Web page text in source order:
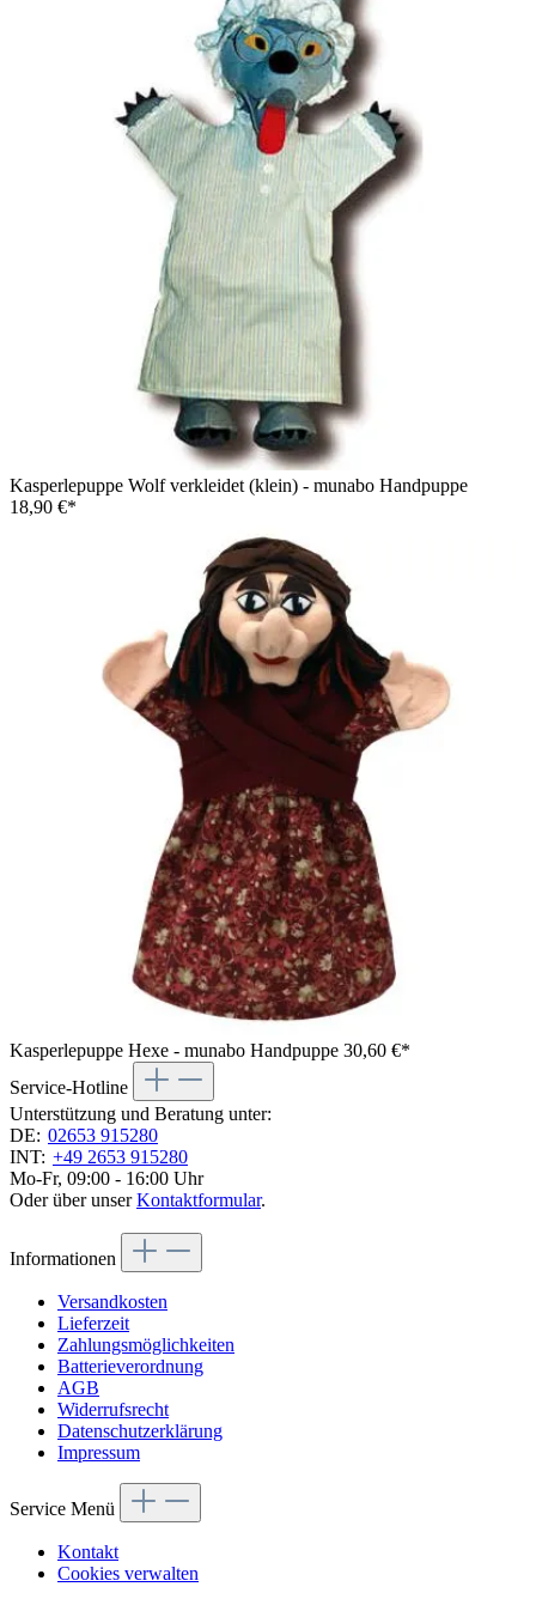
Kasperlepuppe Wolf verkleidet (klein) - munabo Handpuppe
18,90 €*
Kasperlepuppe Hexe - munabo Handpuppe 30,60 €*
Service-Hotline
Unterstützung und Beratung unter:
DE: 02653 915280
INT: +49 2653 915280
Mo-Fr, 09:00 - 16:00 Uhr
Oder über unserKontaktformular.
Informationen
Versandkosten
Lieferzeit
Zahlungsmöglichkeiten
Batterieverordnung
AGB
Widerrufsrecht
Datenschutzerklärung
Impressum
Service Menü
Kontakt
Cookies verwalten